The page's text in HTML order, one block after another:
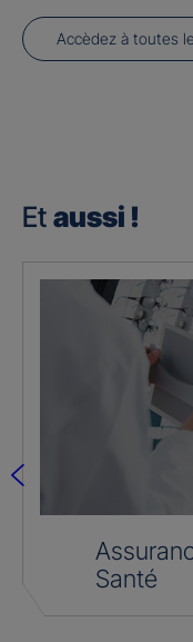
Accèdez à toutes
Et aussi !
Santé